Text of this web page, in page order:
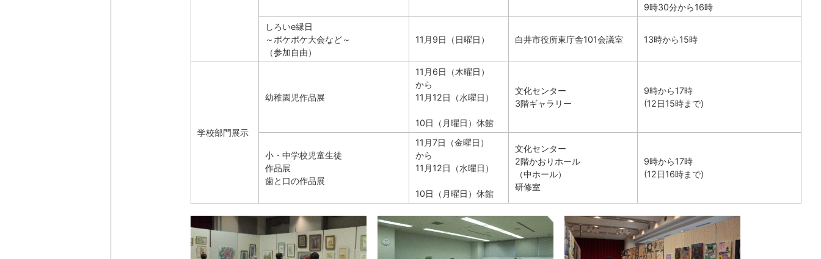
9時30分から16時
しろいe縁日
～ポケポケ大会など～
（参加自由）
11月9日（日曜日） 白井市役所東庁舎101会議室 13時から15時
学校部門展示
幼稚園児作品展
11月6日（木曜日）
から
11月12日（水曜日）
10日（月曜日）休館
文化センター
3階ギャラリー
9時から17時
(12日15時まで)
小・中学校児童生徒
作品展
歯と口の作品展
11月7日（金曜日）
から
11月12日（水曜日）
10日（月曜日）休館
文化センター
2階かおりホール
（中ホール）
研修室
9時から17時
(12日16時まで)